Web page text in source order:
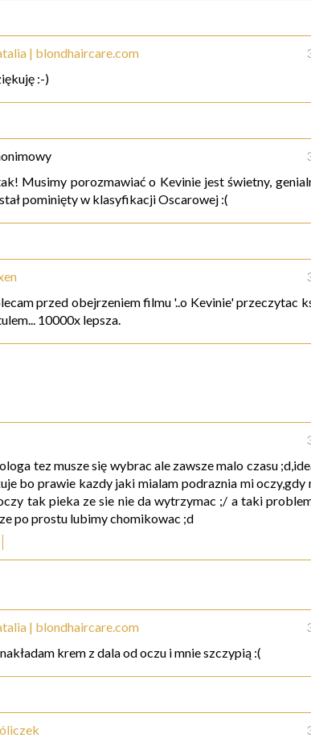
| blondhaircare.com
:-)
Musimy porozmawiać o Kevinie jest świetny,
pominięty w klasyfikacji Oscarowej :(
przed obejrzeniem filmu '..o Kevinie' przeczytac
10000x lepsza.
tez musze się wybrac ale zawsze malo czasu
bo prawie kazdy jaki mialam podraznia mi oczy,gdy
tak pieka ze sie nie da wytrzymac ;/ a taki
po prostu lubimy chomikowac ;d
| blondhaircare.com
krem z dala od oczu i mnie szczypią :(